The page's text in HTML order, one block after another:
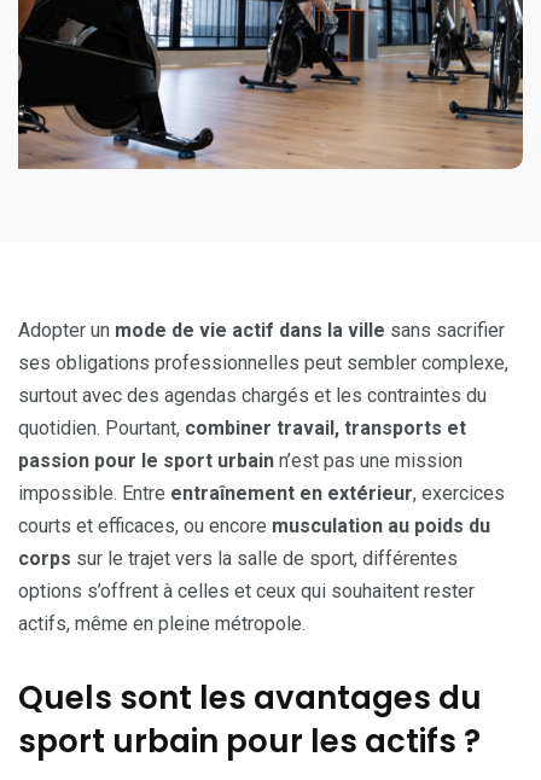
Adopter un mode de vie actif dans la ville sans sacrifier
ses obligations professionnelles peut sembler complexe,
surtout avec des agendas chargés et les contraintes du
quotidien. Pourtant, combiner travail, transports et
passion pour le sport urbain n’est pas une mission
impossible. Entre entraînement en extérieur, exercices
courts et efficaces, ou encore musculation au poids du
corps sur le trajet vers la salle de sport, différentes
options s’offrent à celles et ceux qui souhaitent rester
actifs, même en pleine métropole.
Quels sont les avantages du
sport urbain pour les actifs ?